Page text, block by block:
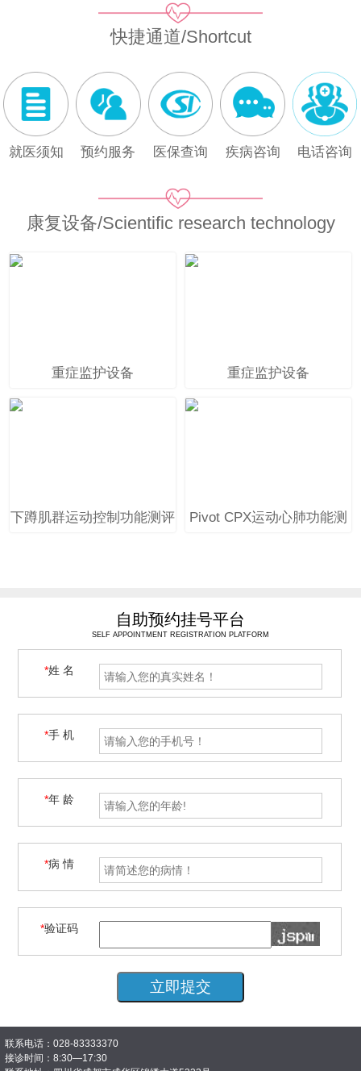
快捷通道/Shortcut
就医须知 预约服务 医保查询 疾病咨询 电话咨询
康复设备/Scientific research technology
重症监护设备 重症监护设备
下蹲肌群运动控制功能测评
Pivot CPX运动心肺功能测
自助预约挂号平台
SELF APPOINTMENT REGISTRATION PLATFORM
*姓 名
*手 机
*年 龄
*病 情
*验证码
联系电话：028-83333370
接诊时间：8:30—17:30